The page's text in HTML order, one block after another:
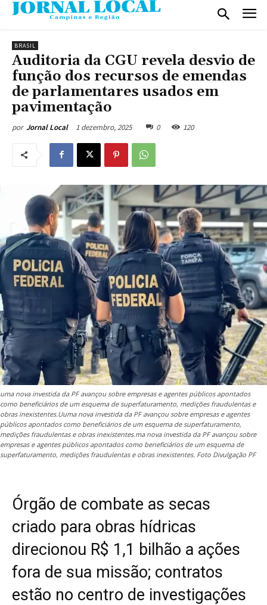
BRASIL
Auditoria da CGU revela desvio de
função dos recursos de emendas
de parlamentares usados em
pavimentação
por Jornal Local 1 dezembro, 2025 0 120
uma nova investida da PF avançou sobre empresas e agentes públicos apontados
como beneficiários de um esquema de superfaturamento, medições fraudulentas e
obras inexistentes.Uuma nova investida da PF avançou sobre empresas e agentes
públicos apontados como beneficiários de um esquema de superfaturamento,
medições fraudulentas e obras inexistentes.ma nova investida da PF avançou sobre
empresas e agentes públicos apontados como beneficiários de um esquema de
superfaturamento, medições fraudulentas e obras inexistentes. Foto Divulgação PF
Órgão de combate as secas
criado para obras hídricas
direcionou R$ 1,1 bilhão a ações
fora de sua missão; contratos
estão no centro de investigações